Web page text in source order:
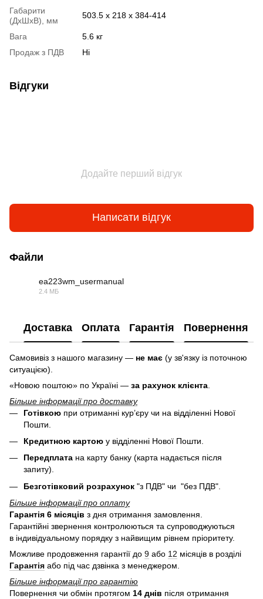
Габарити
(ДхШхВ), мм
503.5 x 218 x 384-414
Вага
5.6 кг
Продаж з ПДВ
Ні
Відгуки
Додайте перший відгук
Написати відгук
Файли
ea223wm_usermanual
2.4 МБ
Доставка Оплата Гарантія Повернення
Самовивіз з нашого магазину — не має (у зв'язку із поточною
ситуацією).
«Новою поштою» по Україні — за рахунок клієнта
Більше інформації про доставку
Готівкою при отриманні кур’єру чи на відділенні Нової
Пошти.
Кредитною картою у відділенні Нової Пошти.
Передплата на карту банку (карта надається після
запиту).
Безготівковий розрахунок "з ПДВ" чи "без ПДВ".
Більше інформації про оплату
Гарантія 6 місяців з дня отримання замовлення.
Гарантійні звернення контролюються та супроводжуються
в індивідуальному порядку з найвищим рівнем пріоритету.
Можливе продовження гарантії до 9 або 12 місяців в розділі
Гарантія або під час дзвінка з менеджером.
Більше інформації про гарантію
Повернення чи обмін протягом 14 днів після отримання